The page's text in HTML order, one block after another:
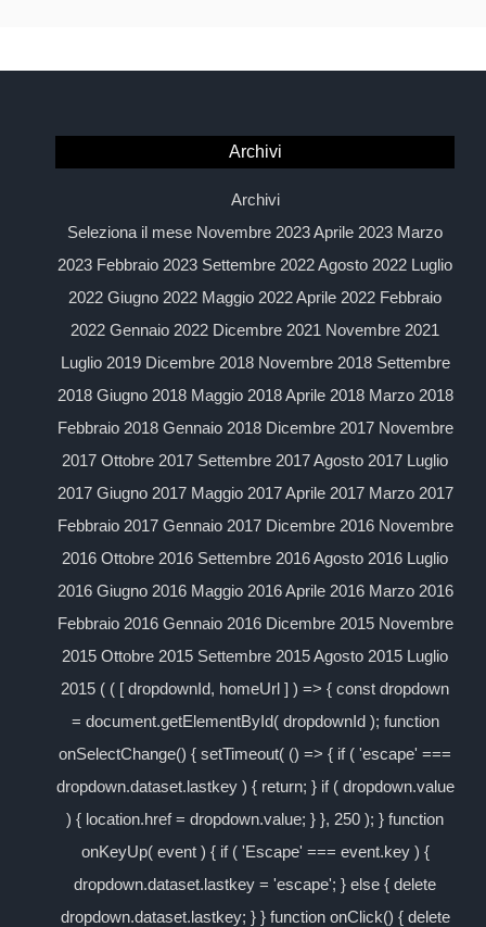
Archivi
Archivi
Seleziona il mese Novembre 2023 Aprile 2023 Marzo
2023 Febbraio 2023 Settembre 2022 Agosto 2022 Luglio
2022 Giugno 2022 Maggio 2022 Aprile 2022 Febbraio
2022 Gennaio 2022 Dicembre 2021 Novembre 2021
Luglio 2019 Dicembre 2018 Novembre 2018 Settembre
2018 Giugno 2018 Maggio 2018 Aprile 2018 Marzo 2018
Febbraio 2018 Gennaio 2018 Dicembre 2017 Novembre
2017 Ottobre 2017 Settembre 2017 Agosto 2017 Luglio
2017 Giugno 2017 Maggio 2017 Aprile 2017 Marzo 2017
Febbraio 2017 Gennaio 2017 Dicembre 2016 Novembre
2016 Ottobre 2016 Settembre 2016 Agosto 2016 Luglio
2016 Giugno 2016 Maggio 2016 Aprile 2016 Marzo 2016
Febbraio 2016 Gennaio 2016 Dicembre 2015 Novembre
2015 Ottobre 2015 Settembre 2015 Agosto 2015 Luglio
2015 ( ( [ dropdownId, homeUrl ] ) => { const dropdown
= document.getElementById( dropdownId ); function
onSelectChange() { setTimeout( () => { if ( 'escape' ===
dropdown.dataset.lastkey ) { return; } if ( dropdown.value
) { location.href = dropdown.value; } }, 250 ); } function
onKeyUp( event ) { if ( 'Escape' === event.key ) {
dropdown.dataset.lastkey = 'escape'; } else { delete
dropdown.dataset.lastkey; } } function onClick() { delete